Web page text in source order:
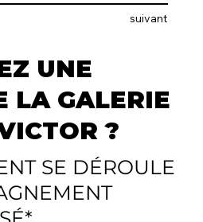
suivant
UNE
LA GALERIE
?
SE DÉROULE